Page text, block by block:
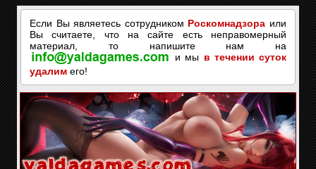
Если Вы являетесь сотрудником Роскомнадзора или
Вы считаете, что на сайте есть неправомерный
материал, то напишите нам на
и мы в течении суток
удалим его!